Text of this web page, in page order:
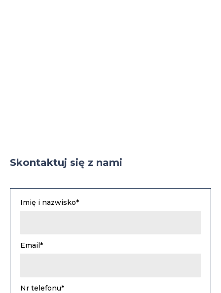
Skontaktuj się z nami
Imię i nazwisko*
Email*
Nr telefonu*